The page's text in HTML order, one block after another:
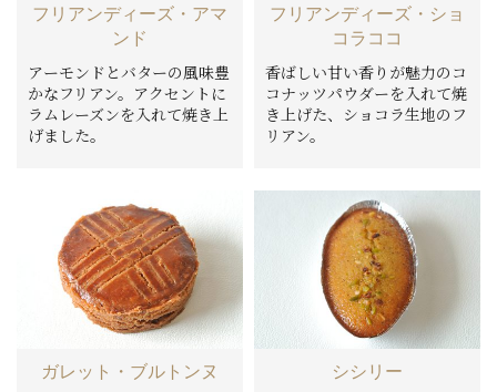
フリアンディーズ・アマ
ンド
アーモンドとバターの風味豊
かなフリアン。アクセントに
ラムレーズンを入れて焼き上
げました。
フリアンディーズ・ショ
コラココ
香ばしい甘い香りが魅力のコ
コナッツパウダーを入れて焼
き上げた、ショコラ生地のフ
リアン。
ガレット・ブルトンヌ シシリー